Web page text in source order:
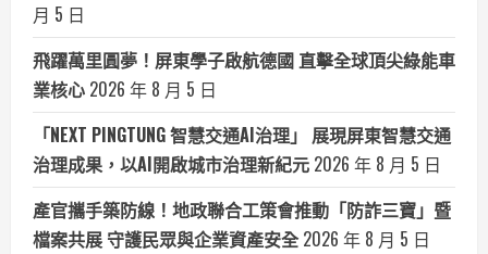
月 5 日
飛躍萬里圓夢！屏東學子啟航德國 直擊全球頂尖綠能車
業核心 2026 年 8 月 5 日
「NEXT PINGTUNG 智慧交通AI治理」 展現屏東智慧交通
治理成果，以AI開啟城市治理新紀元 2026 年 8 月 5 日
產官攜手築防線！地政聯合工策會推動「防詐三寶」暨
檔案共展 守護民眾與企業資產安全 2026 年 8 月 5 日